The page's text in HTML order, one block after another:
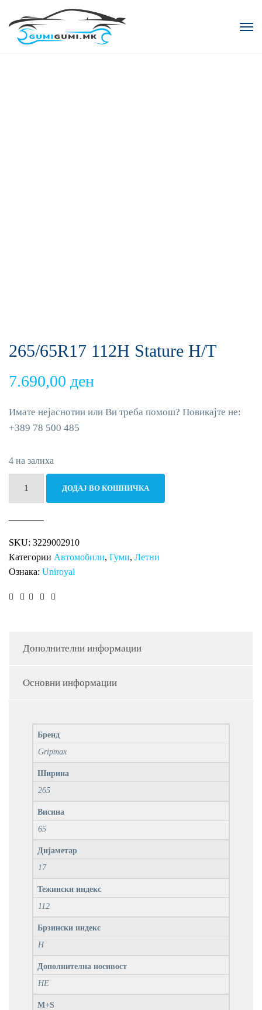
265/65R17 112H Stature H/T
7.690,00 ден
Имате нејаснотии или Ви треба помош? Повикајте не:
+389 78 500 485
4 на залиха
количина
ДОДАЈ ВО КОШНИЧКА
SKU: 3229002910
Категории Автомобили, Гуми, Летни
Ознака: Uniroyal
Дополнителни информации
Основни информации
Бренд
Gripmax
Ширина
265
Висина
65
Дијаметар
17
Тежински индекс
112
Брзински индекс
H
Дополнителна носивост
НЕ
M+S